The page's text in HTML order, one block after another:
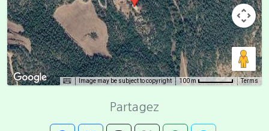
Image may be subject to copyright 100 m Terms
Partagez